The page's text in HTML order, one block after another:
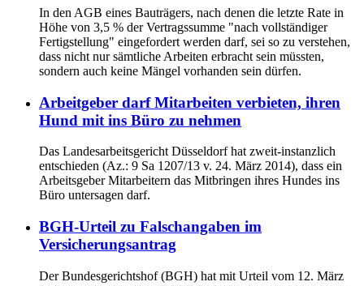
In den AGB eines Bauträgers, nach denen die letzte Rate in
Höhe von 3,5 % der Vertragssumme "nach vollständiger
Fertigstellung" eingefordert werden darf, sei so zu verstehen,
dass nicht nur sämtliche Arbeiten erbracht sein müssten,
sondern auch keine Mängel vorhanden sein dürfen.
Arbeitgeber darf Mitarbeiten verbieten, ihren
Hund mit ins Büro zu nehmen
Das Landesarbeitsgericht Düsseldorf hat zweit-instanzlich
entschieden (Az.: 9 Sa 1207/13 v. 24. März 2014), dass ein
Arbeitsgeber Mitarbeitern das Mitbringen ihres Hundes ins
Büro untersagen darf.
BGH-Urteil zu Falschangaben im
Versicherungsantrag
Der Bundesgerichtshof (BGH) hat mit Urteil vom 12. März